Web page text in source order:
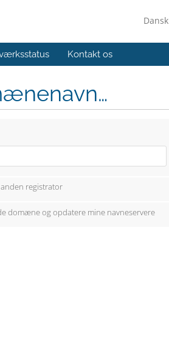
Dansk
Kontakt os
registrator
domæne og opdatere mine navneservere